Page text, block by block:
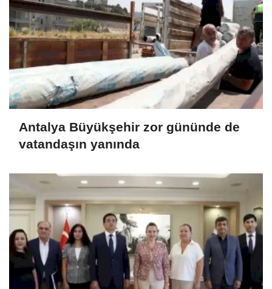
Antalya Büyükşehir zor gününde de
vatandaşın yanında